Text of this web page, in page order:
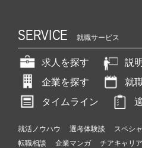
SERVICE 就職サービス
求人を探す
説
企業を探す
就
タイムライン
就活ノウハウ 選考体験談 スペシ
転職相談
企業マンガ チアキャリ